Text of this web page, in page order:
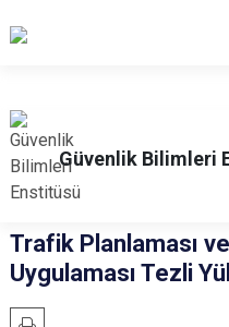
Güvenlik Bilimleri
Trafik Planlaması ve
Uygulaması Tezli